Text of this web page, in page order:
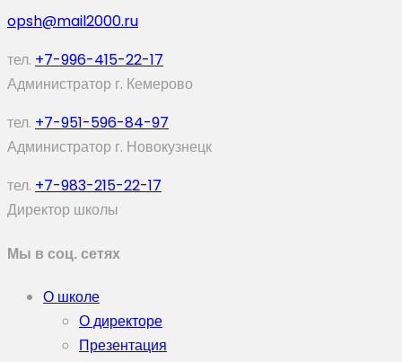
opsh@mail2000.ru
тел. +7-996-415-22-17
Администратор г. Кемерово
тел. +7-951-596-84-97
Администратор г. Новокузнецк
тел. +7-983-215-22-17
Директор школы
Мы в соц. сетях
О школе
О директоре
Презентация